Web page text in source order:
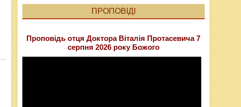
ПРОПОВІДІ
Проповідь отця Доктора Віталія Протасевича 7
серпня 2026 року Божого